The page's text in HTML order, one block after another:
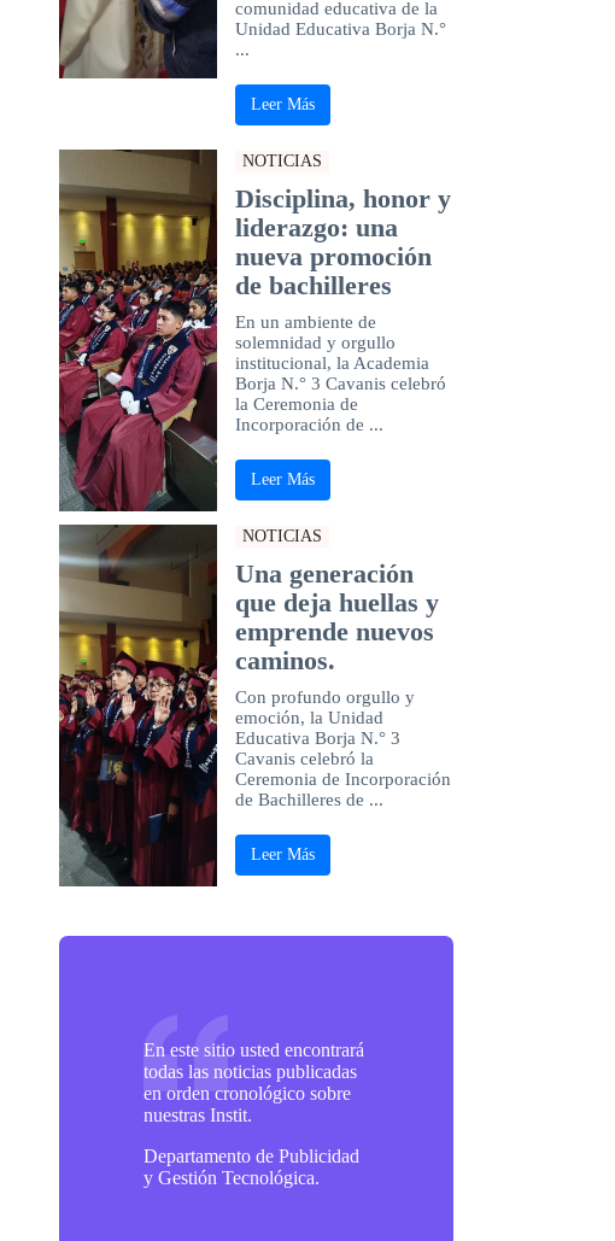
comunidad educativa de la
Unidad Educativa Borja N.°
...
Leer Más
NOTICIAS
Disciplina, honor y
liderazgo: una
nueva promoción
de bachilleres
En un ambiente de
solemnidad y orgullo
institucional, la Academia
Borja N.° 3 Cavanis celebró
la Ceremonia de
Incorporación de ...
Leer Más
NOTICIAS
Una generación
que deja huellas y
emprende nuevos
caminos.
Con profundo orgullo y
emoción, la Unidad
Educativa Borja N.° 3
Cavanis celebró la
Ceremonia de Incorporación
de Bachilleres de ...
Leer Más
En este sitio usted encontrará
todas las noticias publicadas
en orden cronológico sobre
nuestras Instit.
Departamento de Publicidad
y Gestión Tecnológica.